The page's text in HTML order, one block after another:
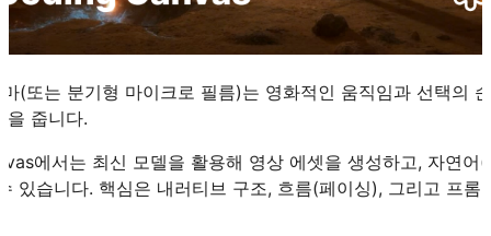
(또는 분기형 마이크로 필름)는 영화적인 움직임과 선택의
을 줍니다.
에서는 최신 모델을 활용해 영상 에셋을 생성하고, 자연
있습니다. 핵심은 내러티브 구조, 흐름(페이싱), 그리고 프롬